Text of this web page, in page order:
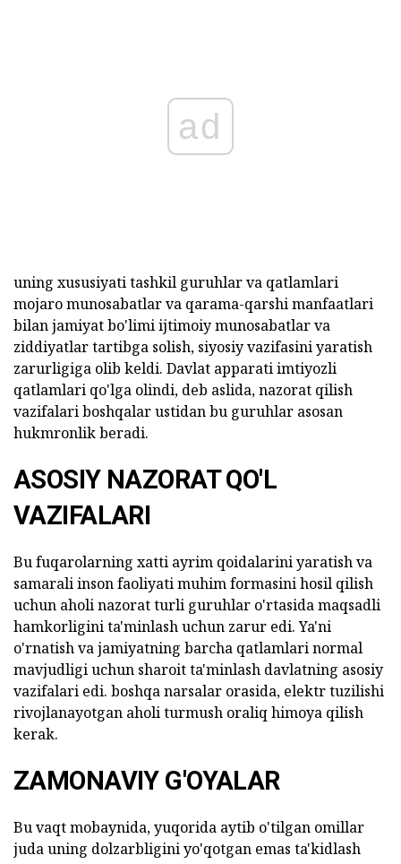
ad
uning xususiyati tashkil guruhlar va qatlamlari
mojaro munosabatlar va qarama-qarshi manfaatlari
bilan jamiyat bo'limi ijtimoiy munosabatlar va
ziddiyatlar tartibga solish, siyosiy vazifasini yaratish
zarurligiga olib keldi. Davlat apparati imtiyozli
qatlamlari qo'lga olindi, deb aslida, nazorat qilish
vazifalari boshqalar ustidan bu guruhlar asosan
hukmronlik beradi.
ASOSIY NAZORAT QO'L
VAZIFALARI
Bu fuqarolarning xatti ayrim qoidalarini yaratish va
samarali inson faoliyati muhim formasini hosil qilish
uchun aholi nazorat turli guruhlar o'rtasida maqsadli
hamkorligini ta'minlash uchun zarur edi. Ya'ni
o'rnatish va jamiyatning barcha qatlamlari normal
mavjudligi uchun sharoit ta'minlash davlatning asosiy
vazifalari edi. boshqa narsalar orasida, elektr tuzilishi
rivojlanayotgan aholi turmush oraliq himoya qilish
kerak.
ZAMONAVIY G'OYALAR
Bu vaqt mobaynida, yuqorida aytib o'tilgan omillar
juda uning dolzarbligini yo'qotgan emas ta'kidlash